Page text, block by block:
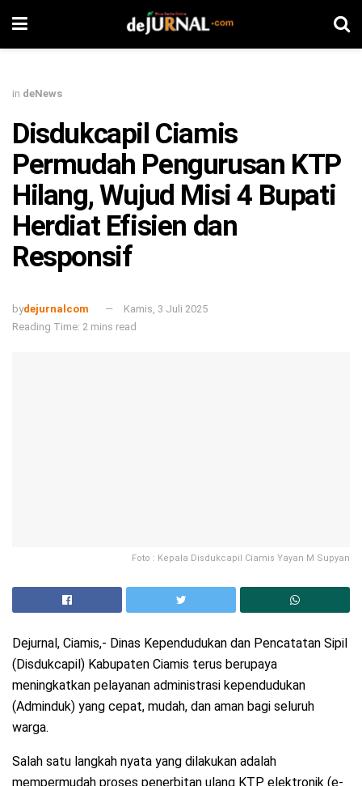
in deNews
Disdukcapil Ciamis
Permudah Pengurusan KTP
Hilang, Wujud Misi 4 Bupati
Herdiat Efisien dan
Responsif
bydejurnalcom
Kamis, 3 Juli 2025
Reading Time: 2 mins read
Foto : Kepala Disdukcapil Ciamis Yayan M Supyan
Dejurnal, Ciamis,- Dinas Kependudukan dan Pencatatan Sipil
(Disdukcapil) Kabupaten Ciamis terus berupaya
meningkatkan pelayanan administrasi kependudukan
(Adminduk) yang cepat, mudah, dan aman bagi seluruh
warga.
Salah satu langkah nyata yang dilakukan adalah
mempermudah proses penerbitan ulang KTP elektronik (e-